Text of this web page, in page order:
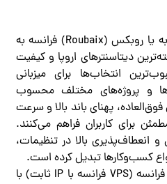
از شهر روبه یا روبکس (Roubaix) فرانسه به
دیتاسنترهای اروپا و کیفیت
انتخاب‌ها برای میزبانی
و پروژه‌های مختلف محسوب
پهنای باند بالا و سرعت
برای کاربران فراهم می‌کنند.
انعطاف‌پذیری بالا در تنظیمات،
کسب‌وکارها تبدیل کرده است.
(VPS فرانسه
با IP ثابت) با